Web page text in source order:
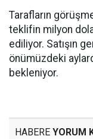
Tarafların
teklifin milyon
ediliyor. Satışın
önümüzdeki
bekleniyor.
HABERE YORUM